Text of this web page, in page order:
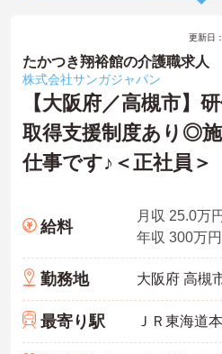
更新日
たかつき翔裕館の介護職求人
株式会社サンガジャパン
【大阪府／高槻市】
取得支援制度あり◎
仕事です♪＜正社員＞
給料
勤務地
最寄り駅